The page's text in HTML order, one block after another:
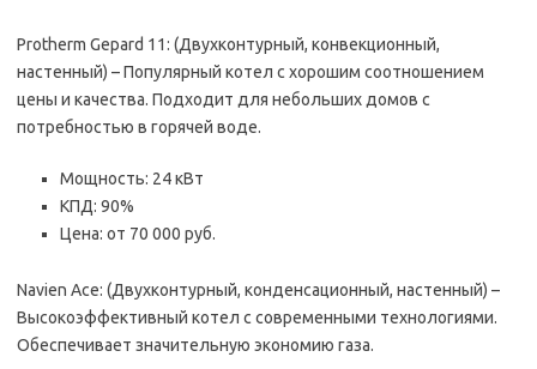
Protherm Gepard 11: (Двухконтурный, конвекционный,
настенный) – Популярный котел с хорошим соотношением
цены и качества. Подходит для небольших домов с
потребностью в горячей воде.
Мощность: 24 кВт
КПД: 90%
Цена: от 70 000 руб.
Navien Ace: (Двухконтурный, конденсационный, настенный) –
Высокоэффективный котел с современными технологиями.
Обеспечивает значительную экономию газа.